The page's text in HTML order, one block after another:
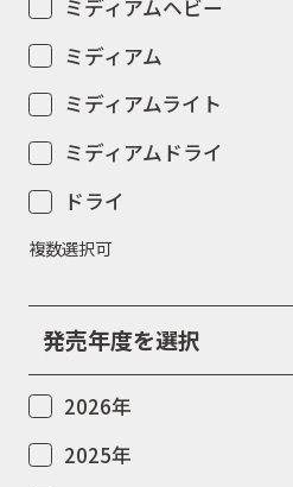
ミディアムヘビー
ミディアム
ミディアムライト
ミディアムドライ
ドライ
複数選択可
発売年度を選択
2026年
2025年